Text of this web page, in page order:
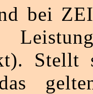
bei
Stellt